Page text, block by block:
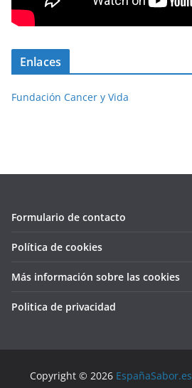
Enlaces
Fundación Cancer y Vida
Formulario de contacto
Política de cookies
Más información sobre las cookies
Politica de privacidad
Copyright © 2026 EspañaSabor.es